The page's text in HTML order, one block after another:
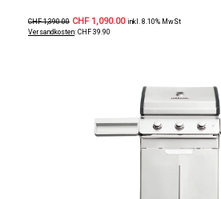
CHF 1,390.00 CHF 1,090.00 inkl. 8.10% MwSt
Versandkosten: CHF 39.90